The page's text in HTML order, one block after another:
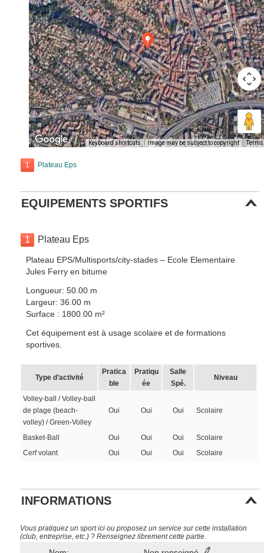
Keyboard shortcuts Image may be subject to copyright Terms
1 Plateau Eps
EQUIPEMENTS SPORTIFS
1 Plateau Eps
Plateau EPS/Multisports/city-stades – Ecole Elementaire
Jules Ferry en bitume
Longueur: 50.00 m
Largeur: 36.00 m
Surface : 1800.00 m²
Cet équipement est à usage scolaire et de formations
sportives.
Type d’activité
Pratica
ble
Pratiqu
ée
Salle
Spé.
Niveau
Volley-ball / Volley-ball
de plage (beach-
volley) / Green-Volley
Oui Oui Oui Scolaire
Basket-Ball Oui Oui Oui
Scolaire
Cerf volant
Oui Oui Oui Scolaire
INFORMATIONS
Vous pratiquez un sport ici ou proposez un service sur cette installation
(club, entreprise, etc.) ? Renseignez librement cette partie.